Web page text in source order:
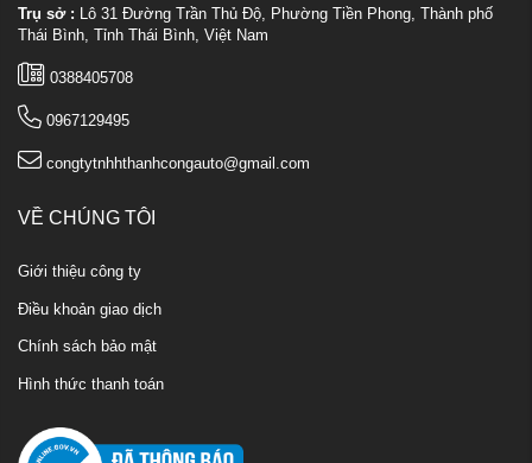
Trụ sở : Lô 31 Đường Trần Thủ Độ, Phường Tiền Phong, Thành phố
Thái Bình, Tỉnh Thái Bình, Việt Nam
0388405708
0967129495
congtytnhhthanhcongauto@gmail.com
VỀ CHÚNG TÔI
Giới thiệu công ty
Điều khoản giao dịch
Chính sách bảo mật
Hình thức thanh toán